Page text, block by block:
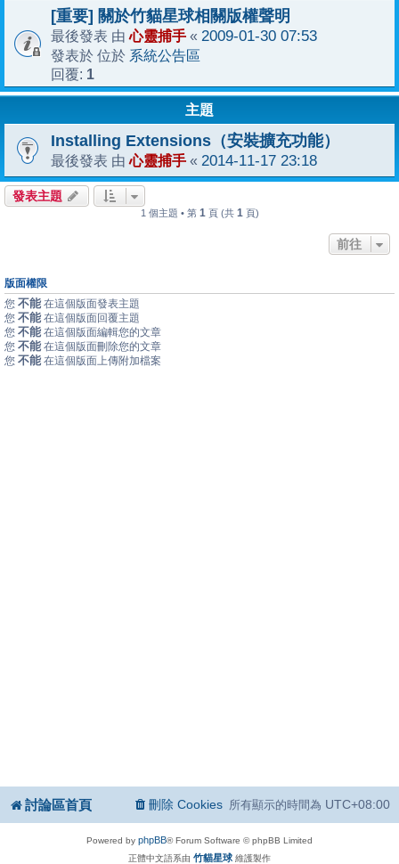
[重要] 關於竹貓星球相關版權聲明
最後發表 由心靈捕手 « 2009-01-30 07:53
發表於 位於 系統公告區
回覆: 1
主題
Installing Extensions（安裝擴充功能）
最後發表 由心靈捕手 « 2014-11-17 23:18
發表主題
1 個主題 • 第 1 頁 (共 1 頁)
前往
版面權限
您 不能 在這個版面發表主題
您 不能 在這個版面回覆主題
您 不能 在這個版面編輯您的文章
您 不能 在這個版面刪除您的文章
您 不能 在這個版面上傳附加檔案
討論區首頁 所有顯示的時間為 UTC+08:00
刪除 Cookies
Powered by phpBB® Forum Software © phpBB Limited
正體中文語系由 竹貓星球 維護製作